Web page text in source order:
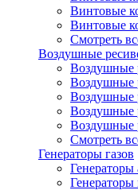
Винтовые
Винтовые
Смотреть
Воздушные
Воздушные
Воздушные
Воздушные
Воздушные
Воздушные
Смотреть
Генераторы газов
Генераторы
Генераторы